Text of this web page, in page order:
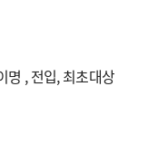
명 , 전입, 최초대상